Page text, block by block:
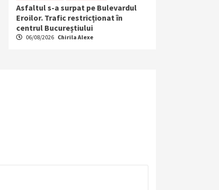
Asfaltul s-a surpat pe Bulevardul
Eroilor. Trafic restricționat în
centrul Bucureștiului
06/08/2026 Chirila Alexe